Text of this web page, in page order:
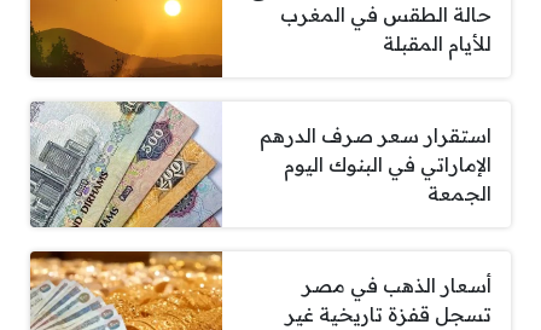
حالة الطقس في المغرب
للأيام المقبلة
استقرار سعر صرف الدرهم
الإماراتي في البنوك اليوم
الجمعة
أسعار الذهب في مصر
تسجل قفزة تاريخية غير